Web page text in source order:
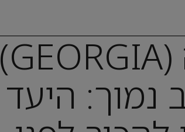
גאורגיה (GEORGIA)
נמוך: היעד